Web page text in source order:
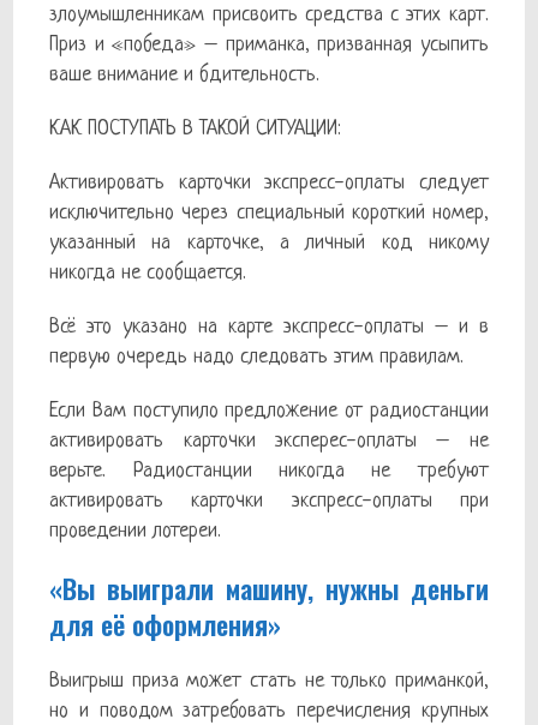
злоумышленникам присвоить средства с этих карт.
Приз и «победа» – приманка, призванная усыпить
ваше внимание и бдительность.
КАК ПОСТУПАТЬ В ТАКОЙ СИТУАЦИИ:
Активировать карточки экспресс-оплаты следует
исключительно через специальный короткий номер,
указанный на карточке, а личный код никому
никогда не сообщается.
Всё это указано на карте экспресс-оплаты – и в
первую очередь надо следовать этим правилам.
Если Вам поступило предложение от радиостанции
активировать карточки эксперес-оплаты – не
верьте. Радиостанции никогда не требуют
активировать карточки экспресс-оплаты при
проведении лотереи.
«Вы выиграли машину, нужны деньги
для её оформления»
Выигрыш приза может стать не только приманкой,
но и поводом затребовать перечисления крупных